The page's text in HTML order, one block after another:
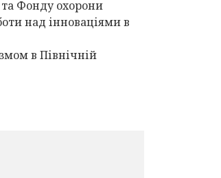
та Фонду охорони
над інноваціями в
в Північній